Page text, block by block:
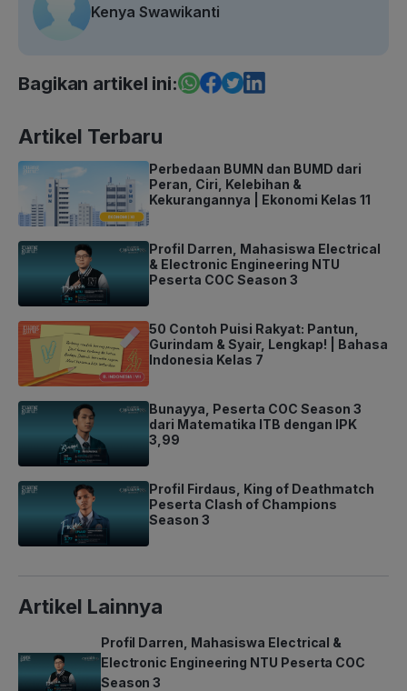
Kenya Swawikanti
Bagikan artikel ini:
Artikel Terbaru
Perbedaan BUMN dan BUMD dari
Peran, Ciri, Kelebihan &
Kekurangannya | Ekonomi Kelas 11
Profil Darren, Mahasiswa Electrical
& Electronic Engineering NTU
Peserta COC Season 3
50 Contoh Puisi Rakyat: Pantun,
Gurindam & Syair, Lengkap! | Bahasa
Indonesia Kelas 7
Bunayya, Peserta COC Season 3
dari Matematika ITB dengan IPK
3,99
Profil Firdaus, King of Deathmatch
Peserta Clash of Champions
Season 3
Artikel Lainnya
Profil Darren, Mahasiswa Electrical &
Electronic Engineering NTU Peserta COC
Season 3